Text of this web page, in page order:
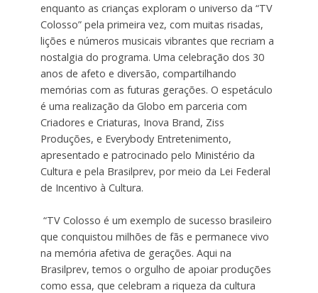
enquanto as crianças exploram o universo da “TV
Colosso” pela primeira vez, com muitas risadas,
lições e números musicais vibrantes que recriam a
nostalgia do programa. Uma celebração dos 30
anos de afeto e diversão, compartilhando
memórias com as futuras gerações. O espetáculo
é uma realização da Globo em parceria com
Criadores e Criaturas, Inova Brand, Ziss
Produções, e Everybody Entretenimento,
apresentado e patrocinado pelo Ministério da
Cultura e pela Brasilprev, por meio da Lei Federal
de Incentivo à Cultura.
“TV Colosso é um exemplo de sucesso brasileiro
que conquistou milhões de fãs e permanece vivo
na memória afetiva de gerações. Aqui na
Brasilprev, temos o orgulho de apoiar produções
como essa, que celebram a riqueza da cultura